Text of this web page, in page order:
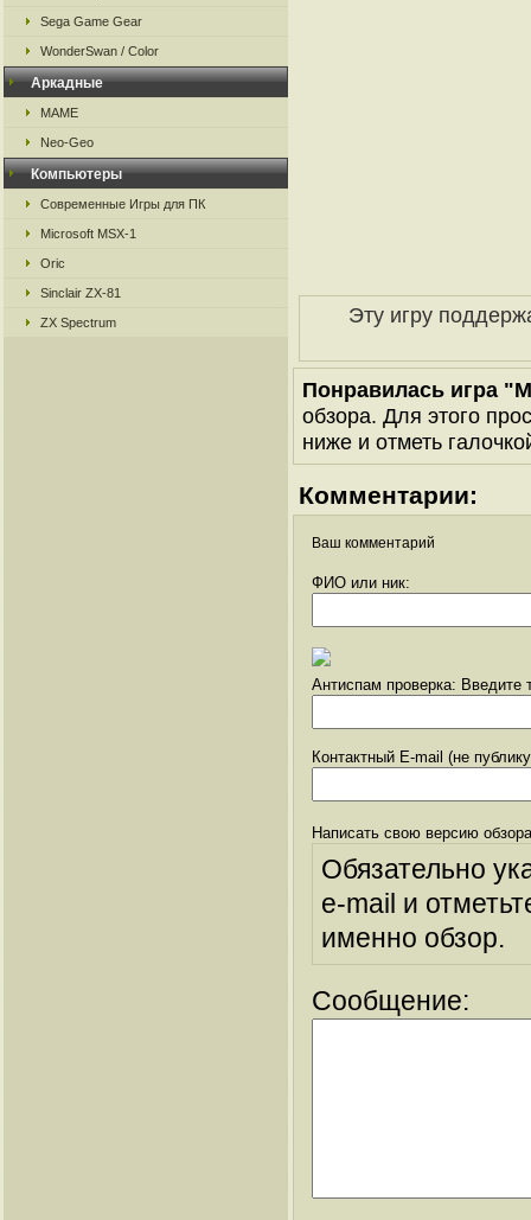
Sega Game Gear
WonderSwan / Color
Аркадные
MAME
Neo-Geo
Компьютеры
Современные Игры для ПК
Microsoft MSX-1
Oric
Sinclair ZX-81
ZX Spectrum Эту игру
Понравилась игра
обзора. Для этого
ниже и отметь
Комментарии:
Ваш комментарий
ФИО или ник:
Антиспам проверка: Введите
Контактный E-mail (не
Написать свою версию
Обязательно
e-mail и
именно обзор.
Сообщение: